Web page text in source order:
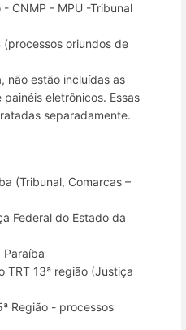
CNMP - MPU -Tribunal
(processos oriundos de
não estão incluídas as
eletrônicos. Essas
separadamente.
(Tribunal, Comarcas –
Federal do Estado da
TRT 13ª região (Justiça
Região - processos